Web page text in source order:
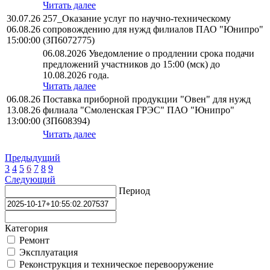
Читать далее
30.07.26
06.08.26
15:00:00
257_Оказание услуг по научно-техническому
сопровождению для нужд филиалов ПАО "Юнипро"
(ЗП6072775)
06.08.2026 Уведомление о продлении срока подачи
предложений участников до 15:00 (мск) до
10.08.2026 года.
Читать далее
06.08.26
13.08.26
13:00:00
Поставка приборной продукции "Овен" для нужд
филиала "Смоленская ГРЭС" ПАО "Юнипро"
(ЗП608394)
Читать далее
Предыдущий
3 4 5 6 7 8 9
Следующий
Период
Категория
Ремонт
Эксплуатация
Реконструкция и техническое перевооружение